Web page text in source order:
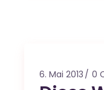
6. Mai 2013 0